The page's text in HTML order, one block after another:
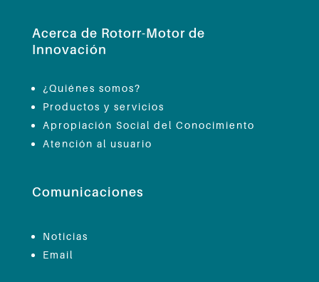
Acerca de Rotorr-Motor de
Innovación
¿Quiénes somos?
Productos y servicios
Apropiación Social del Conocimiento
Atención al usuario
Comunicaciones
Noticias
Email